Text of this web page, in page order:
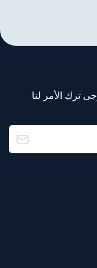
ترك الأمر لنا